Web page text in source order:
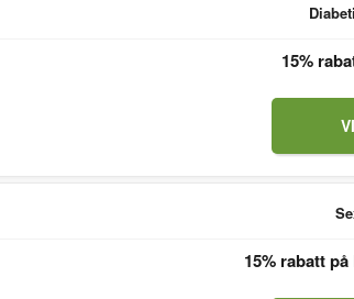
15%
15% rabatt